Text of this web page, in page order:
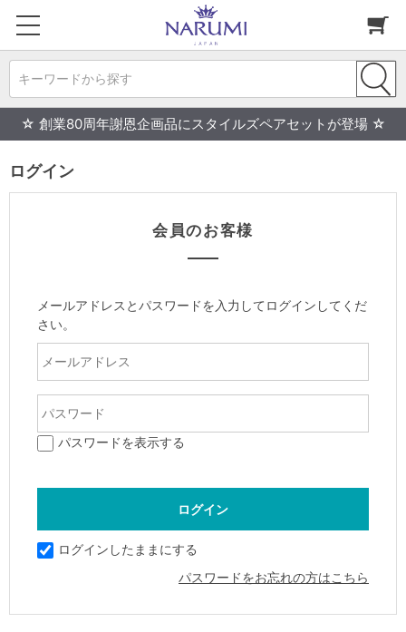
キーワードから探す
☆ 創業80周年謝恩企画品にスタイルズペアセットが登場 ☆
ログイン
会員のお客様
メールアドレスとパスワードを入力してログインしてくだ
さい。
パスワードを表示する
ログインしたままにする
パスワードをお忘れの方はこちら